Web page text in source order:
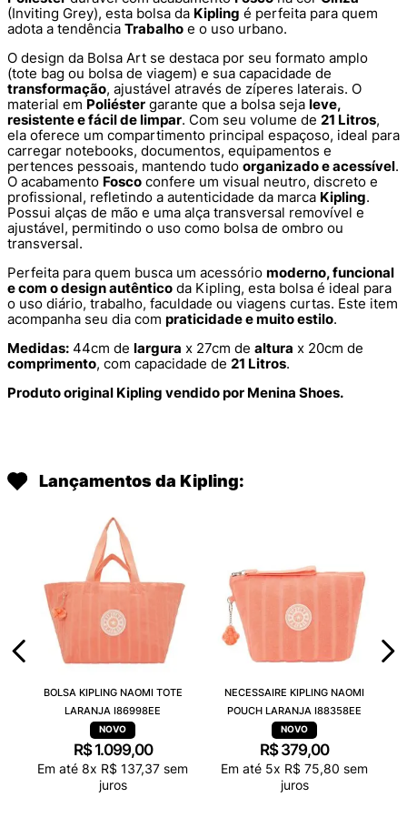
(Inviting Grey), esta bolsa da Kipling é perfeita para quem
adota a tendência Trabalho e o uso urbano.
O design da Bolsa Art se destaca por seu formato amplo
(tote bag ou bolsa de viagem) e sua capacidade de
transformação, ajustável através de zíperes laterais. O
material em Poliéster garante que a bolsa seja leve,
resistente e fácil de limpar. Com seu volume de 21 Litros,
ela oferece um compartimento principal espaçoso, ideal para
carregar notebooks, documentos, equipamentos e
pertences pessoais, mantendo tudo organizado e acessível.
O acabamento Fosco confere um visual neutro, discreto e
profissional, refletindo a autenticidade da marca Kipling.
Possui alças de mão e uma alça transversal removível e
ajustável, permitindo o uso como bolsa de ombro ou
transversal.
Perfeita para quem busca um acessório moderno, funcional
e com o design autêntico da Kipling, esta bolsa é ideal para
o uso diário, trabalho, faculdade ou viagens curtas. Este item
acompanha seu dia com praticidade e muito estilo.
Medidas: 44cm de largura x 27cm de altura x 20cm de
comprimento, com capacidade de 21 Litros.
Produto original Kipling vendido por Menina Shoes.
Lançamentos da Kipling:
BOLSA KIPLING NAOMI TOTE
LARANJA I86998EE
R$ 1.099,00
Em até 8x R$ 137,37 sem
juros
NECESSAIRE KIPLING NAOMI
POUCH LARANJA I88358EE
R$ 379,00
Em até 5x R$ 75,80 sem
juros